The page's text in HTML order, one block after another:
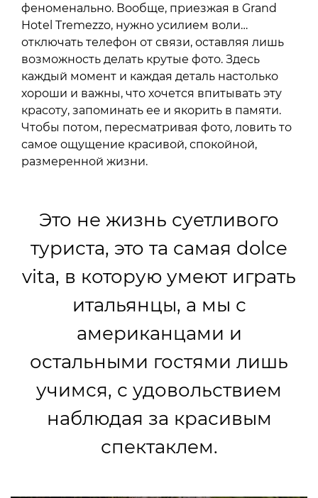
феноменально. Вообще, приезжая в Grand
Hotel Tremezzo, нужно усилием воли…
отключать телефон от связи, оставляя лишь
возможность делать крутые фото. Здесь
каждый момент и каждая деталь настолько
хороши и важны, что хочется впитывать эту
красоту, запоминать ее и якорить в памяти.
Чтобы потом, пересматривая фото, ловить то
самое ощущение красивой, спокойной,
размеренной жизни.
Это не жизнь суетливого
туриста, это та самая dolce
vita, в которую умеют играть
итальянцы, а мы с
американцами и
остальными гостями лишь
учимся, с удовольствием
наблюдая за красивым
спектаклем.